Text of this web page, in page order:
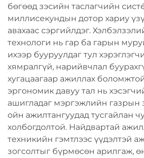
бөгөөд зэсийн таслагчийн
миллисекундын дотор хариу
авахаас сэргийлдэг.
технологи нь гар ба гарын
ихээр бууруулдаг тул
хямралгүй, нарийвчлал
хугацаагаар ажиллах
эргономик давуу тал нь
ашигладаг мэргэжлийн газрын
ойн ажилтангуудад тусгайлан
холбогдолтой. Найдвартай
техникийн гэмтлээс үүдэлтэй
зогсолтыг бүрмөсөн арилгаж,